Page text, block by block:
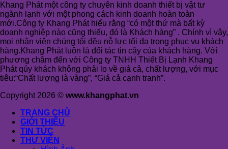
Khang Phát một công ty chuyên kinh doanh thiết bị vật tư
ngành lạnh với một phong cách kinh doanh hoàn toàn
mới.Công ty Khang Phát hiểu rằng “có một thứ mà bất kỳ
doanh nghiệp nào cũng thiếu, đó là Khách hàng” . Chính vì vậy,
mọi nhân viên chúng tôi đều nỗ lực tối đa trong phục vụ khách
hàng.Khang Phát luôn là đối tác tin cậy của khách hàng. Với
phương châm đến với Công ty TNHH Thiết Bị Lạnh Khang
Phát qúy khách không phải lo về giá cả, chất lượng, với mục
tiêu:“Chất lượng là vàng”, “Giá cả cạnh tranh”.
Copyright 2026 © www.khangphat.vn
TRANG CHỦ
GIỚI THIỆU
TIN TỨC
THƯ VIỆN